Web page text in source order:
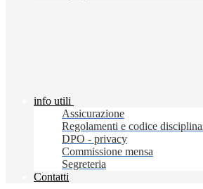
info utili
Assicurazione
Regolamenti e codice
DPO - privacy
Commissione mensa
Segreteria
Contatti